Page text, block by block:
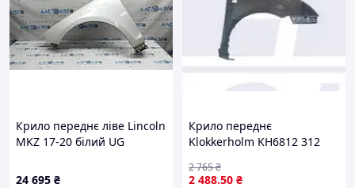
Крило переднє ліве Lincoln
MKZ 17-20 білий UG
HP5Z16006A
24 695 ₴
Крило переднє
Klokkerholm KH6812 312
2 488.50 ₴
2 765₴